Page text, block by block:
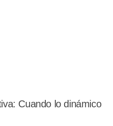
Cuando lo dinámico